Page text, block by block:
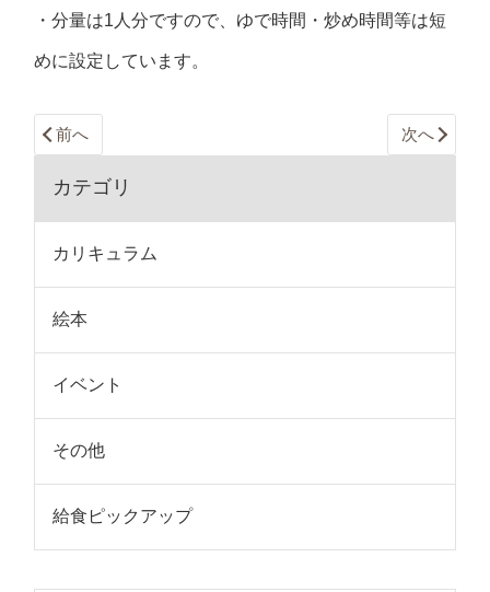
・分量は1人分ですので、ゆで時間・炒め時間等は短
めに設定しています。
前へ 次へ
カテゴリ
カリキュラム
絵本
イベント
その他
給食ピックアップ